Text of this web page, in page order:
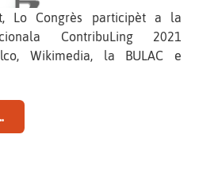
Lo Congrès participèt a la
ContribuLing 2021
Wikimedia, la BULAC e